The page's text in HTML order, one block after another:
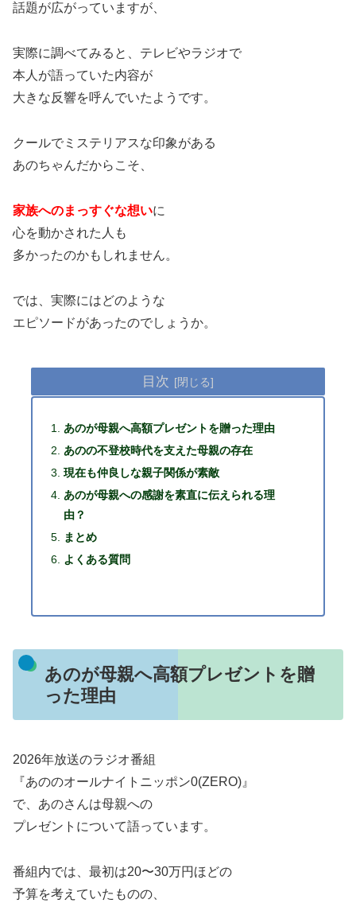
話題が広がっていますが、
実際に調べてみると、テレビやラジオで
本人が語っていた内容が
大きな反響を呼んでいたようです。
クールでミステリアスな印象がある
あのちゃんだからこそ、
家族へのまっすぐな想いに
心を動かされた人も
多かったのかもしれません。
では、実際にはどのような
エピソードがあったのでしょうか。
目次
あのが母親へ高額プレゼントを贈った理由
あのの不登校時代を支えた母親の存在
現在も仲良しな親子関係が素敵
あのが母親への感謝を素直に伝えられる理
由？
まとめ
よくある質問
あのが母親へ高額プレゼントを贈
った理由
2026年放送のラジオ番組
『あののオールナイトニッポン0(ZERO)』
で、あのさんは母親への
プレゼントについて語っています。
番組内では、最初は20〜30万円ほどの
予算を考えていたものの、